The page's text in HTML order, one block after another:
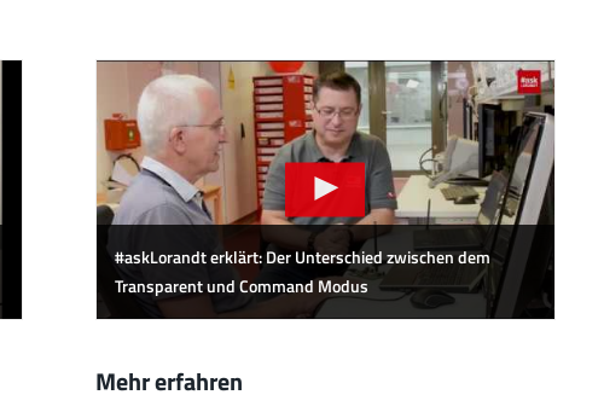
#askLorandt erklärt: Der Unterschied zwischen dem
Transparent und Command Modus
Mehr erfahren